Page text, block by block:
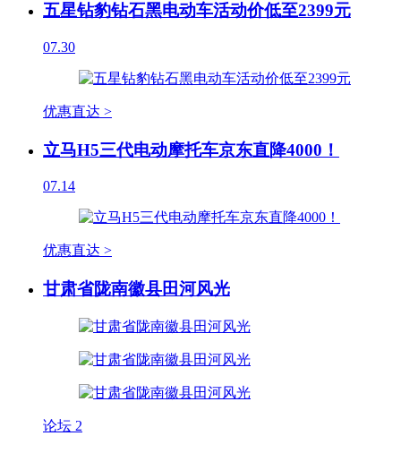
五星钻豹钻石黑电动车活动价低至2399元
07.30
优惠直达 >
立马H5三代电动摩托车京东直降4000！
07.14
优惠直达 >
甘肃省陇南徽县田河风光
论坛 2